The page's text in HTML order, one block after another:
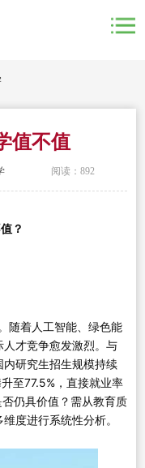
值不值
阅读：892
？
随着人工智能、绿色能
才竞争愈发激烈。与
研究生招生规模持续
至77.5%，直接就业率
仍具价值？需从教育质
度进行系统性分析。